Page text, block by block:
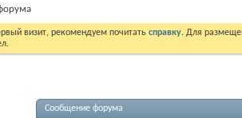
визит, рекомендуем почитать справку. Для
Сообщение форума